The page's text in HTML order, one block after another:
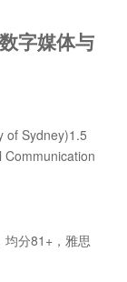
字媒体与
of Sydney)1.5
Communication
均分81+，雅思